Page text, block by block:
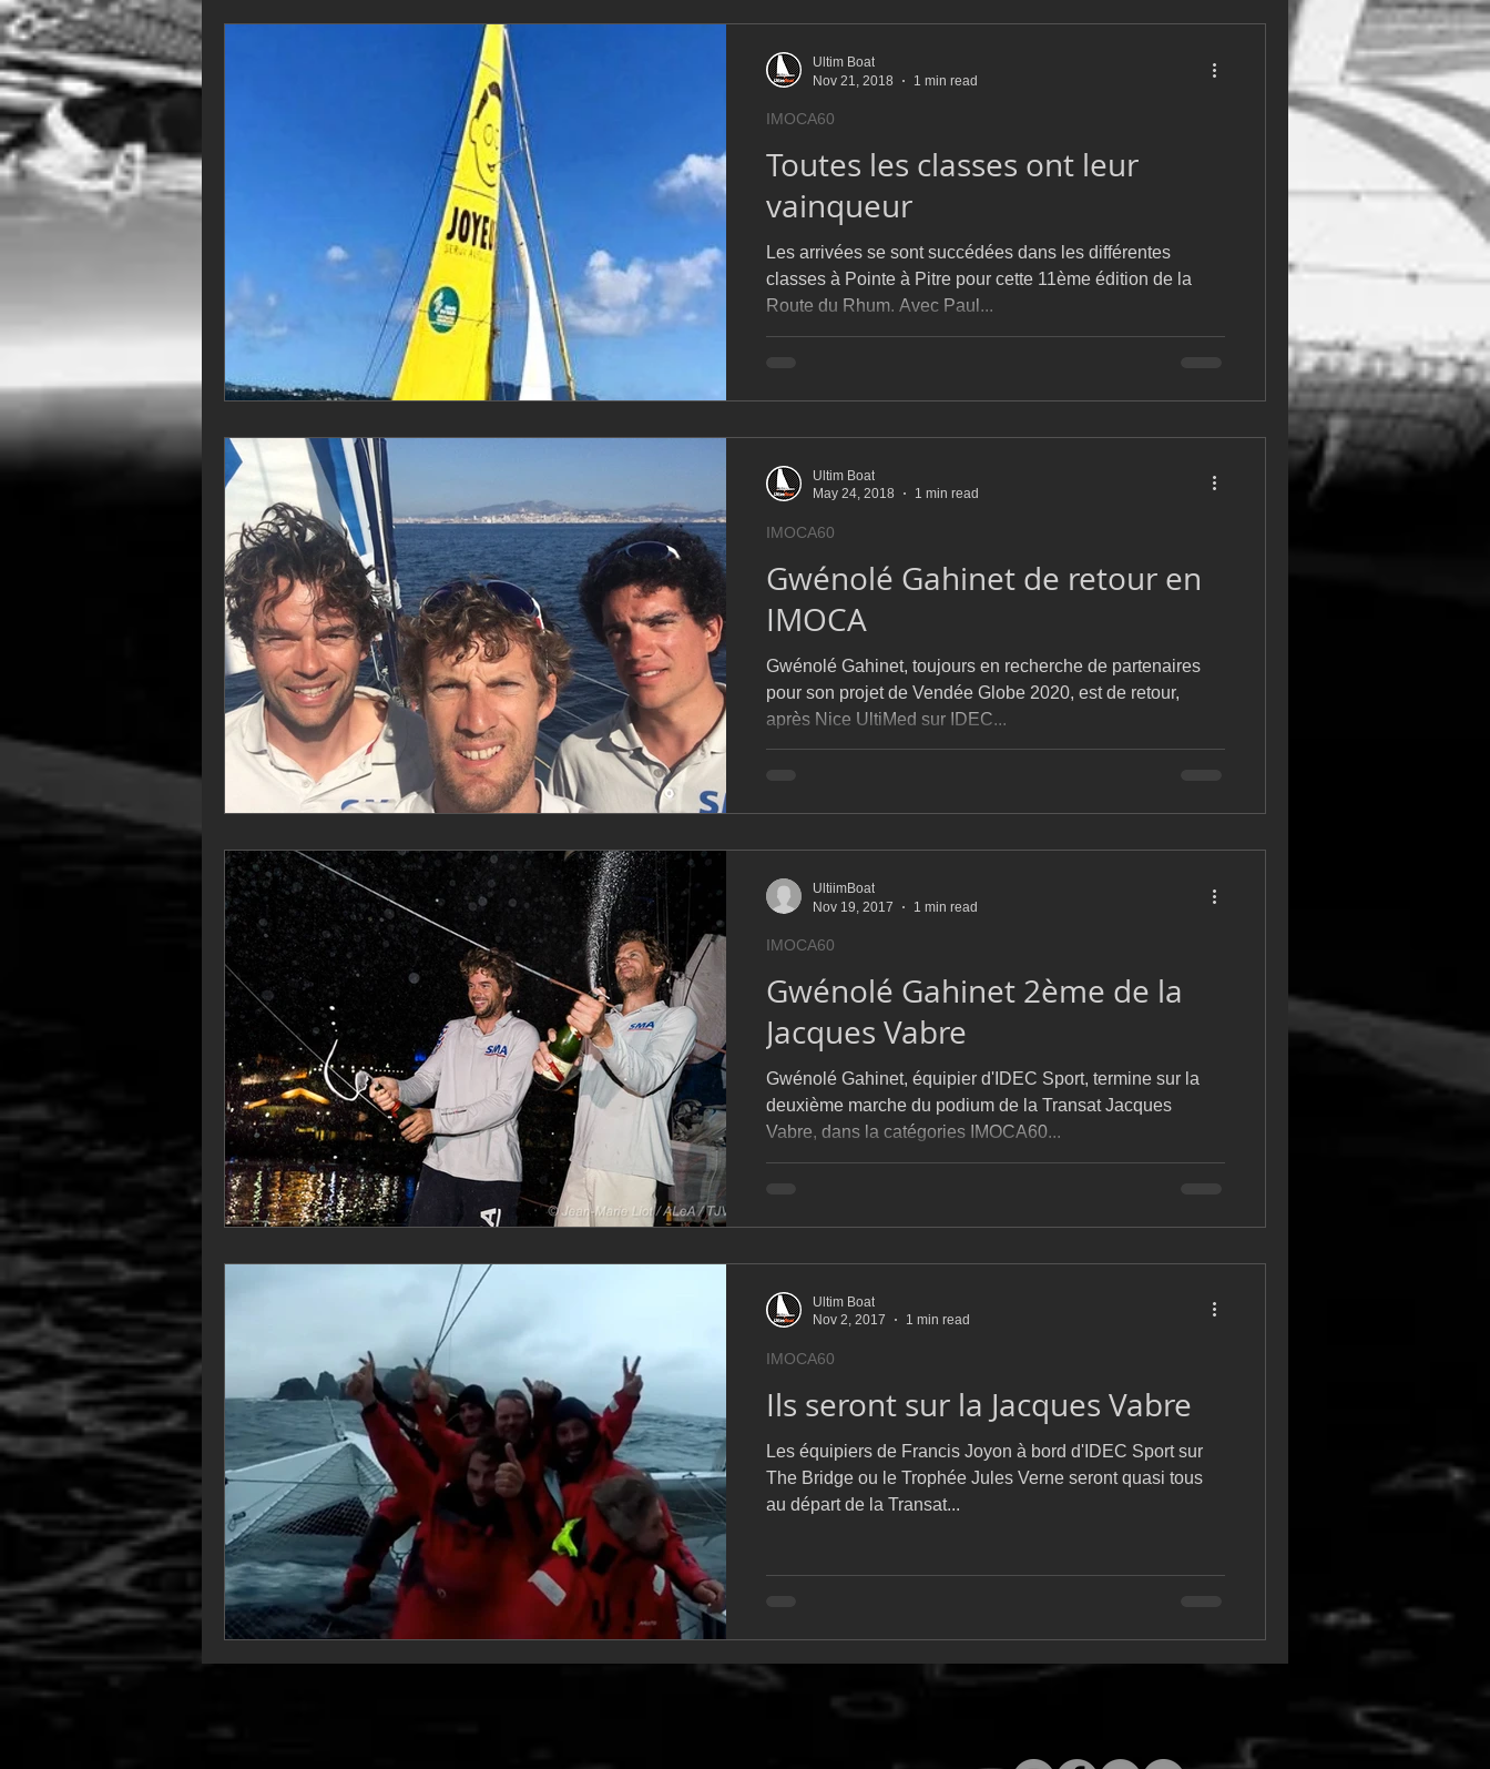
Toutes les classes ont leur
vainqueur
Les arrivées se sont succédées dans les différentes
classes à Pointe à Pitre pour cette 11ème édition de la
Route du Rhum. Avec Paul...
IMOCA60
Ultim Boat
Nov 21, 2018
1 min read
Gwénolé Gahinet de retour en
IMOCA
Gwénolé Gahinet, toujours en recherche de partenaires
pour son projet de Vendée Globe 2020, est de retour,
après Nice UltiMed sur IDEC...
IMOCA60
Ultim Boat
May 24, 2018
1 min read
Gwénolé Gahinet 2ème de la
Jacques Vabre
Gwénolé Gahinet, équipier d'IDEC Sport, termine sur la
deuxième marche du podium de la Transat Jacques
Vabre, dans la catégories IMOCA60...
IMOCA60
UltiimBoat
Nov 19, 2017
1 min read
Ils seront sur la Jacques Vabre
Les équipiers de Francis Joyon à bord d'IDEC Sport sur
The Bridge ou le Trophée Jules Verne seront quasi tous
au départ de la Transat...
IMOCA60
Ultim Boat
Nov 2, 2017
1 min read